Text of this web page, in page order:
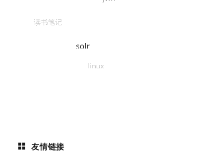
友情链接